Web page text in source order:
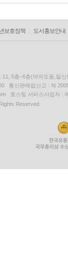
보호정책 도서홍보안내
11, 5층~6층(여의도동,일신
통신판매업신고 : 제
호스팅 서비스사업자 :
Reserved.